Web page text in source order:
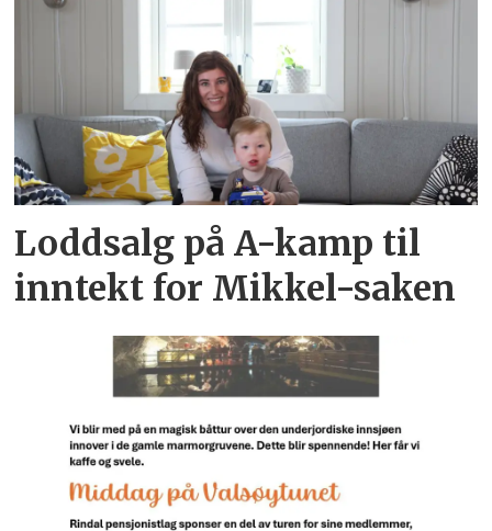
Loddsalg på A-kamp til
inntekt for Mikkel-saken